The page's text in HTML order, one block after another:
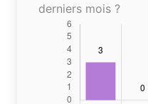
derniers mois ?